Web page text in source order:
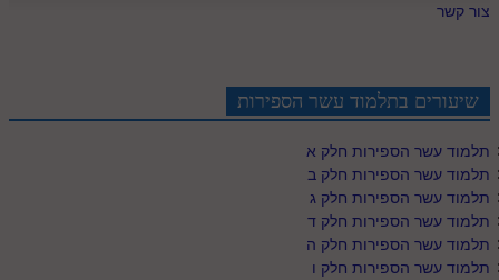
צור קשר
שיעורים בתלמוד עשר הספירות
תלמוד עשר הספירות חלק א
תלמוד עשר הספירות חלק ב
תלמוד עשר הספירות חלק ג
תלמוד עשר הספירות חלק ד
תלמוד עשר הספירות חלק ה
תלמוד עשר הספירות חלק ו